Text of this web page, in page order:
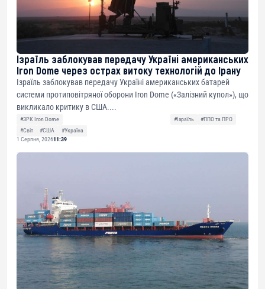
Ізраїль заблокував передачу Україні американських
Iron Dome через острах витоку технологій до Ірану
Ізраїль заблокував передачу Україні американських батарей
системи протиповітряної оборони Iron Dome («Залізний купол»), що
викликало критику в США....
#ЗРК Iron Dome #Ізраїль
#ППО та ПРО
#Світ
#США
#Україна
1 Серпня, 202611:39